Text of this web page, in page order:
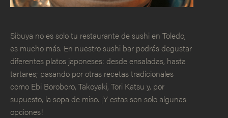
Sibuya no es solo tu restaurante de sushi en Toledo,
es mucho más. En nuestro sushi bar podrás degustar
diferentes platos japoneses: desde ensaladas, hasta
tartares; pasando por otras recetas tradicionales
como Ebi Boroboro, Takoyaki, Tori Katsu y, por
supuesto, la sopa de miso. ¡Y estas son solo algunas
opciones!